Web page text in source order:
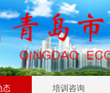
态 培训咨询